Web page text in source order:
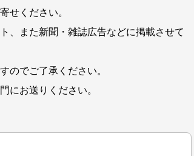
せください。
、また新聞・雑誌広告などに掲載させて
のでご了承ください。
にお送りください。